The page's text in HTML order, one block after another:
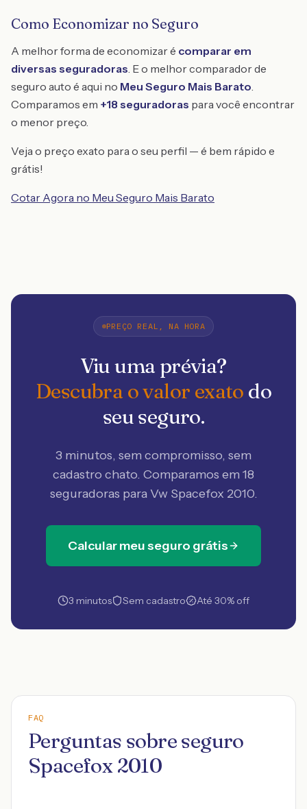
Como Economizar no Seguro
A melhor forma de economizar é comparar em
diversas seguradoras. E o melhor comparador de
seguro auto é aqui no Meu Seguro Mais Barato.
Comparamos em +18 seguradoras para você encontrar
o menor preço.
Veja o preço exato para o seu perfil — é bem rápido e
grátis!
Cotar Agora no Meu Seguro Mais Barato
PREÇO REAL, NA HORA
Viu uma prévia?
Descubra o valor exato do
seu seguro.
3 minutos, sem compromisso, sem
cadastro chato. Comparamos em 18
seguradoras para Vw Spacefox 2010.
Calcular meu seguro grátis
3 minutos Sem cadastro Até 30% off
FAQ
Perguntas sobre seguro
Spacefox 2010